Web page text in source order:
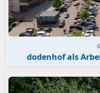
dodenhof als